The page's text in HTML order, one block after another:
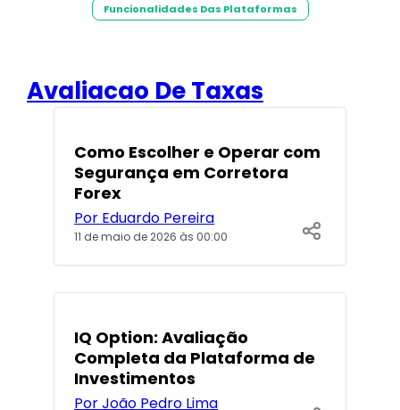
Funcionalidades Das Plataformas
Avaliacao De Taxas
POPULARES
Como Escolher e Operar com
Segurança em Corretora
Forex
Por Eduardo Pereira
11 de maio de 2026 às 00:00
POPULARES
IQ Option: Avaliação
Completa da Plataforma de
Investimentos
Por João Pedro Lima